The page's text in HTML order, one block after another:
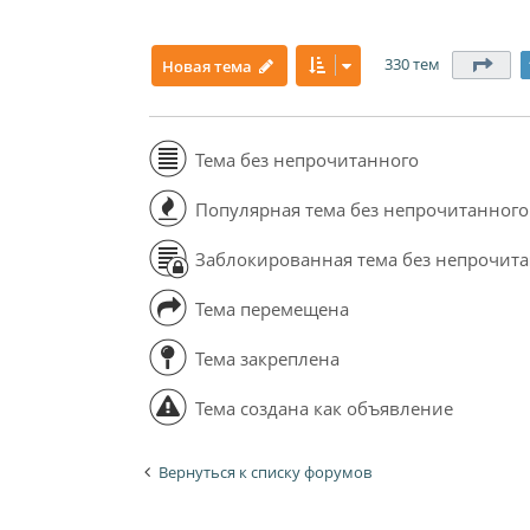
Новая тема 330 тем
Тема без непрочитанного
Популярная тема без непрочитанного
Заблокированная тема без
Тема перемещена
Тема закреплена
Тема создана как объявление
Вернуться к списку форумов